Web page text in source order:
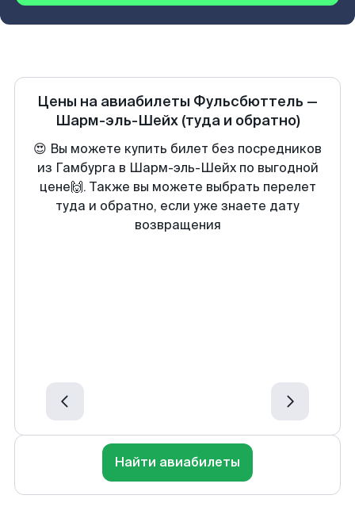
Цены на авиабилеты Фульсбюттель —
Шарм-эль-Шейх (туда и обратно)
😍 Вы можете купить билет без посредников
из Гамбурга в Шарм-эль-Шейх по выгодной
цене🙌. Также вы можете выбрать перелет
туда и обратно, если уже знаете дату
возвращения
Найти авиабилеты